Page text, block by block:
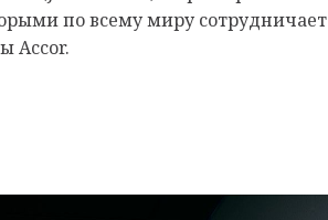
по всему миру сотрудничает
Accor.